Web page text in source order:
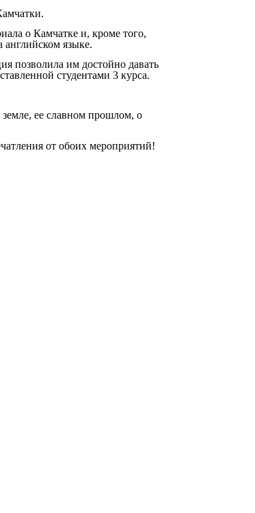
о Камчатке и, кроме того,
языке.
позволила им достойно давать
студентами 3 курса.
ее славном прошлом, о
от обоих мероприятий!